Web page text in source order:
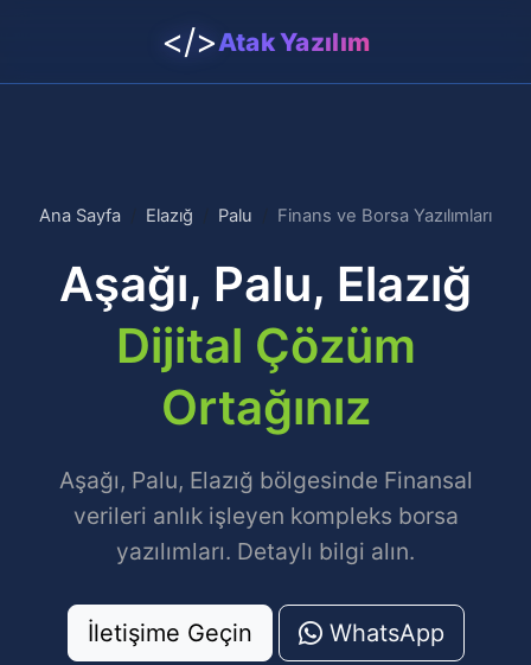
</>Atak Yazılım
Ana Sayfa Elazığ Palu Finans ve Borsa Yazılımları
Aşağı, Palu, Elazığ
Dijital Çözüm
Ortağınız
Aşağı, Palu, Elazığ bölgesinde Finansal
verileri anlık işleyen kompleks borsa
yazılımları. Detaylı bilgi alın.
İletişime Geçin WhatsApp